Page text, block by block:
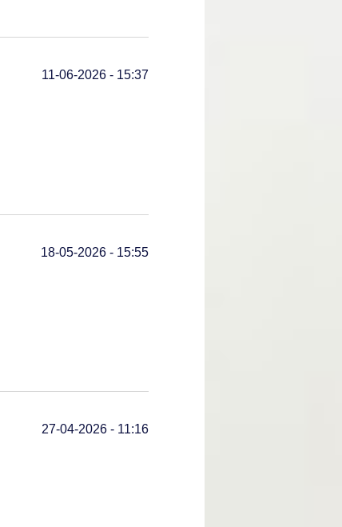
11-06-2026 - 15:37
18-05-2026 - 15:55
27-04-2026 - 11:16